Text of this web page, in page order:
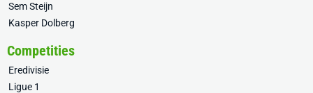
Sem Steijn
Kasper Dolberg
Competities
Eredivisie
Ligue 1